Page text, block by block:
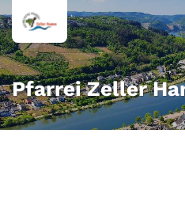
Zum Inhalt springen
Pfarrei Zeller